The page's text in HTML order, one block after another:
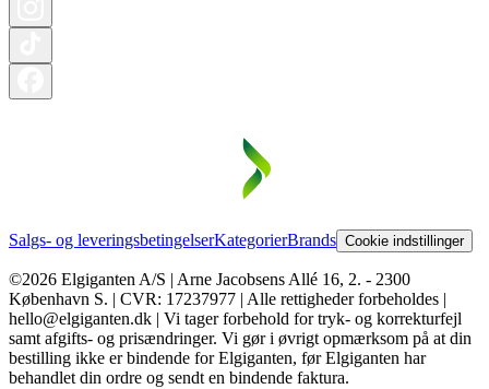
Salgs- og leveringsbetingelserKategorierBrands Cookie indstillinger
©2026 Elgiganten A/S | Arne Jacobsens Allé 16, 2. - 2300
København S. | CVR: 17237977 | Alle rettigheder forbeholdes |
hello@elgiganten.dk | Vi tager forbehold for tryk- og korrekturfejl
samt afgifts- og prisændringer. Vi gør i øvrigt opmærksom på at din
bestilling ikke er bindende for Elgiganten, før Elgiganten har
behandlet din ordre og sendt en bindende faktura.